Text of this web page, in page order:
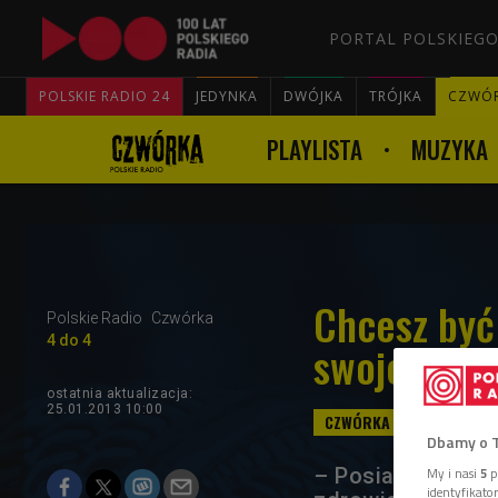
PORTAL
POLSKIE RADIO 24 JEDYNKA DWÓJKA TRÓJKA
PLAYLISTA MUZYKA
Polskie Radio
Czwórka
4 do 4
Chcesz
swojego
ostatnia aktualizacja:
25.01.2013 10:00
– Posiadanie
Dbamy o
My i nasi 5